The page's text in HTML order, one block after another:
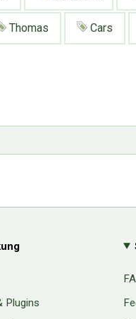
Thomas Cars
Plugins